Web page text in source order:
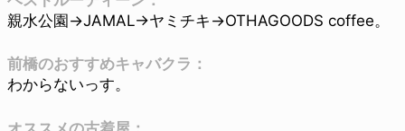
親水公園→JAMAL→ヤミチキ→OTHAGOODS coffee。
前橋のおすすめキャバクラ：
わからないっす。